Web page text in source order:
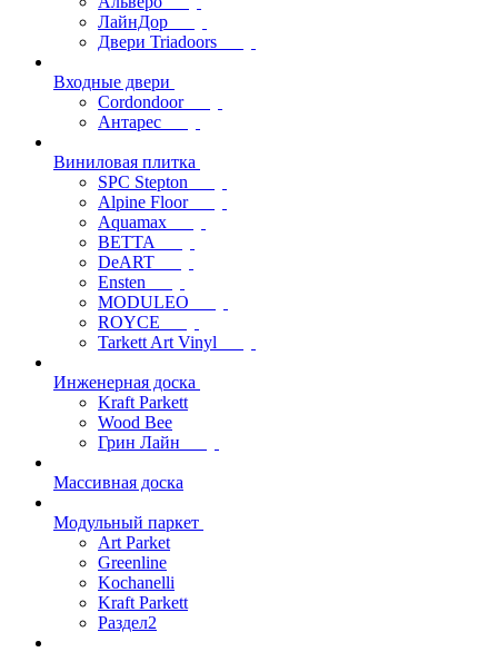
ЛайнДор
Двери Triadoors
Входные двери
Cordondoor
Антарес
Виниловая плитка
SPC Stepton
Alpine Floor
Aquamax
BETTA
DeART
Ensten
MODULEO
ROYCE
Tarkett Art Vinyl
Инженерная доска
Kraft Parkett
Wood Bee
Грин Лайн
Массивная доска
Модульный паркет
Art Parket
Greenline
Kochanelli
Kraft Parkett
Раздел2